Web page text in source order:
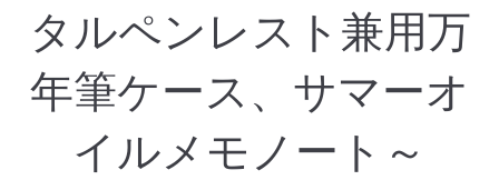
タルペンレスト兼用万
年筆ケース、サマーオ
イルメモノート～